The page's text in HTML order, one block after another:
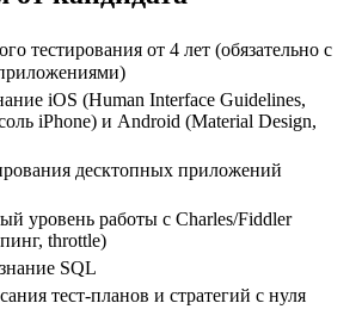
тестирования от 4 лет (обязательно с
iOS (Human Interface Guidelines,
iPhone) и Android (Material Design,
десктопных приложений
уровень работы с Charles/Fiddler
throttle)
SQL
тест-планов и стратегий с нуля